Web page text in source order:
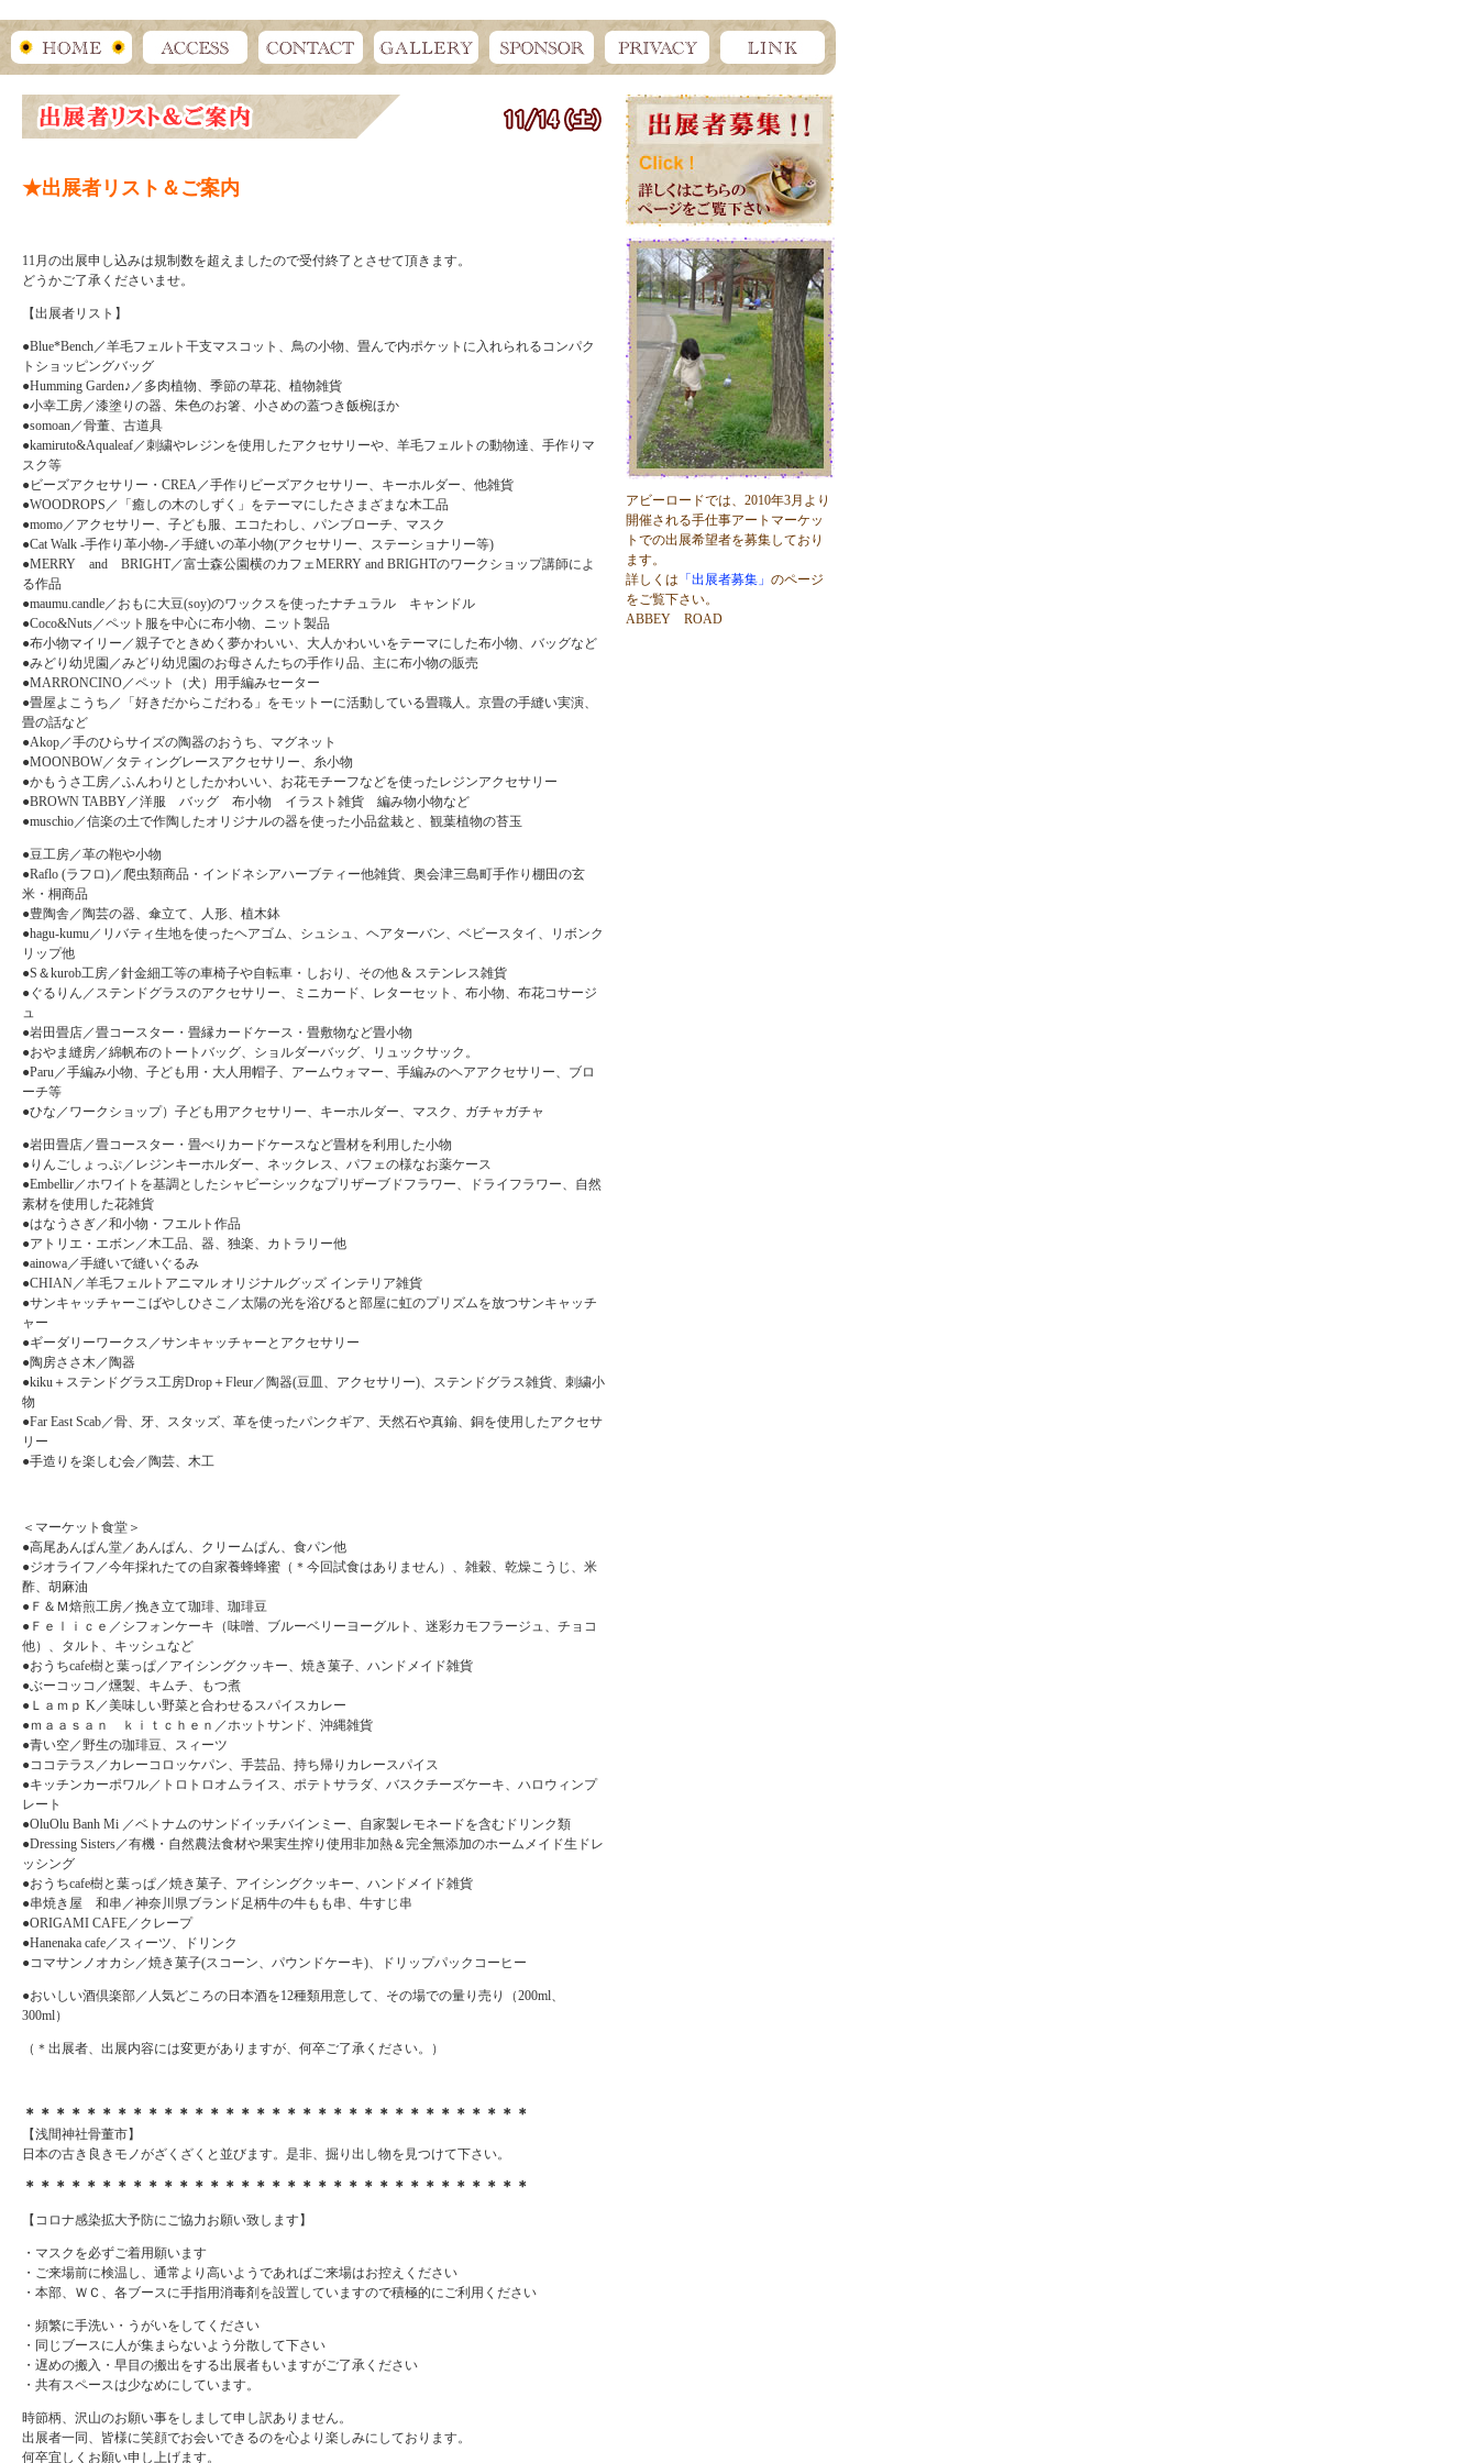
★出展者リスト＆ご案内
11月の出展申し込みは規制数を超えましたので受付終了とさせて頂きます。
どうかご了承くださいませ。
【出展者リスト】
●Blue*Bench／羊毛フェルト干支マスコット、鳥の小物、畳んで内ポケットに入れられるコンパク
トショッピングバッグ
●Humming Garden♪／多肉植物、季節の草花、植物雑貨
●小幸工房／漆塗りの器、朱色のお箸、小さめの蓋つき飯椀ほか
●somoan／骨董、古道具
●kamiruto&Aqualeaf／刺繍やレジンを使用したアクセサリーや、羊毛フェルトの動物達、手作りマ
スク等
●ビーズアクセサリー・CREA／手作りビーズアクセサリー、キーホルダー、他雑貨
●WOODROPS／「癒しの木のしずく」をテーマにしたさまざまな木工品
●momo／アクセサリー、子ども服、エコたわし、パンブローチ、マスク
●Cat Walk -手作り革小物-／手縫いの革小物(アクセサリー、ステーショナリー等)
●MERRY and BRIGHT／富士森公園横のカフェMERRY and BRIGHTのワークショップ講師によ
る作品
●maumu.candle／おもに大豆(soy)のワックスを使ったナチュラル キャンドル
●Coco&Nuts／ペット服を中心に布小物、ニット製品
●布小物マイリー／親子でときめく夢かわいい、大人かわいいをテーマにした布小物、バッグなど
●みどり幼児園／みどり幼児園のお母さんたちの手作り品、主に布小物の販売
●MARRONCINO／ペット（犬）用手編みセーター
●畳屋よこうち／「好きだからこだわる」をモットーに活動している畳職人。京畳の手縫い実演、
畳の話など
●Akop／手のひらサイズの陶器のおうち、マグネット
●MOONBOW／タティングレースアクセサリー、糸小物
●かもうさ工房／ふんわりとしたかわいい、お花モチーフなどを使ったレジンアクセサリー
●BROWN TABBY／洋服 バッグ 布小物 イラスト雑貨 編み物小物など
●muschio／信楽の土で作陶したオリジナルの器を使った小品盆栽と、観葉植物の苔玉
●豆工房／革の鞄や小物
●Raflo (ラフロ)／爬虫類商品・インドネシアハーブティー他雑貨、奥会津三島町手作り棚田の玄
米・桐商品
●豊陶舎／陶芸の器、傘立て、人形、植木鉢
●hagu-kumu／リバティ生地を使ったヘアゴム、シュシュ、ヘアターバン、ベビースタイ、リボンク
リップ他
●S＆kurob工房／針金細工等の車椅子や自転車・しおり、その他 & ステンレス雑貨
●ぐるりん／ステンドグラスのアクセサリー、ミニカード、レターセット、布小物、布花コサージ
ュ
●岩田畳店／畳コースター・畳縁カードケース・畳敷物など畳小物
●おやま縫房／綿帆布のトートバッグ、ショルダーバッグ、リュックサック。
●Paru／手編み小物、子ども用・大人用帽子、アームウォマー、手編みのヘアアクセサリー、ブロ
ーチ等
●ひな／ワークショップ）子ども用アクセサリー、キーホルダー、マスク、ガチャガチャ
●岩田畳店／畳コースター・畳べりカードケースなど畳材を利用した小物
●りんごしょっぷ／レジンキーホルダー、ネックレス、パフェの様なお薬ケース
●Embellir／ホワイトを基調としたシャビーシックなプリザーブドフラワー、ドライフラワー、自然
素材を使用した花雑貨
●はなうさぎ／和小物・フエルト作品
●アトリエ・エボン／木工品、器、独楽、カトラリー他
●ainowa／手縫いで縫いぐるみ
●CHIAN／羊毛フェルトアニマル オリジナルグッズ インテリア雑貨
●サンキャッチャーこばやしひさこ／太陽の光を浴びると部屋に虹のプリズムを放つサンキャッチ
ャー
●ギーダリーワークス／サンキャッチャーとアクセサリー
●陶房ささ木／陶器
●kiku＋ステンドグラス工房Drop＋Fleur／陶器(豆皿、アクセサリー)、ステンドグラス雑貨、刺繍小
物
●Far East Scab／骨、牙、スタッズ、革を使ったパンクギア、天然石や真鍮、銅を使用したアクセサ
リー
●手造りを楽しむ会／陶芸、木工
＜マーケット食堂＞
●高尾あんぱん堂／あんぱん、クリームぱん、食パン他
●ジオライフ／今年採れたての自家養蜂蜂蜜（＊今回試食はありません）、雑穀、乾燥こうじ、米
酢、胡麻油
●Ｆ＆Ｍ焙煎工房／挽き立て珈琲、珈琲豆
●Ｆｅｌｉｃｅ／シフォンケーキ（味噌、ブルーベリーヨーグルト、迷彩カモフラージュ、チョコ
他）、タルト、キッシュなど
●おうちcafe樹と葉っぱ／アイシングクッキー、焼き菓子、ハンドメイド雑貨
●ぶーコッコ／燻製、キムチ、もつ煮
●Ｌａｍｐ K／美味しい野菜と合わせるスパイスカレー
●ｍａａｓａｎ ｋｉｔｃｈｅｎ／ホットサンド、沖縄雑貨
●青い空／野生の珈琲豆、スィーツ
●ココテラス／カレーコロッケパン、手芸品、持ち帰りカレースパイス
●キッチンカーポワル／トロトロオムライス、ポテトサラダ、バスクチーズケーキ、ハロウィンプ
レート
●OluOlu Banh Mi ／ベトナムのサンドイッチバインミー、自家製レモネードを含むドリンク類
●Dressing Sisters／有機・自然農法食材や果実生搾り使用非加熱＆完全無添加のホームメイド生ドレ
ッシング
●おうちcafe樹と葉っぱ／焼き菓子、アイシングクッキー、ハンドメイド雑貨
●串焼き屋 和串／神奈川県ブランド足柄牛の牛もも串、牛すじ串
●ORIGAMI CAFE／クレープ
●Hanenaka cafe／スィーツ、ドリンク
●コマサンノオカシ／焼き菓子(スコーン、パウンドケーキ)、ドリップパックコーヒー
●おいしい酒倶楽部／人気どころの日本酒を12種類用意して、その場での量り売り（200ml、
300ml）
（＊出展者、出展内容には変更がありますが、何卒ご了承ください。）
＊＊＊＊＊＊＊＊＊＊＊＊＊＊＊＊＊＊＊＊＊＊＊＊＊＊＊＊＊＊＊＊＊
【浅間神社骨董市】
日本の古き良きモノがざくざくと並びます。是非、掘り出し物を見つけて下さい。
＊＊＊＊＊＊＊＊＊＊＊＊＊＊＊＊＊＊＊＊＊＊＊＊＊＊＊＊＊＊＊＊＊
【コロナ感染拡大予防にご協力お願い致します】
・マスクを必ずご着用願います
・ご来場前に検温し、通常より高いようであればご来場はお控えください
・本部、ＷＣ、各ブースに手指用消毒剤を設置していますので積極的にご利用ください
・頻繁に手洗い・うがいをしてください
・同じブースに人が集まらないよう分散して下さい
・遅めの搬入・早目の搬出をする出展者もいますがご了承ください
・共有スペースは少なめにしています。
時節柄、沢山のお願い事をしまして申し訳ありません。
出展者一同、皆様に笑顔でお会いできるのを心より楽しみにしております。
何卒宜しくお願い申し上げます。
アビーロードでは、2010年3月より
開催される手仕事アートマーケッ
トでの出展希望者を募集しており
ます。
詳しくは 「出展者募集」 のページ
をご覧下さい。
ABBEY ROAD